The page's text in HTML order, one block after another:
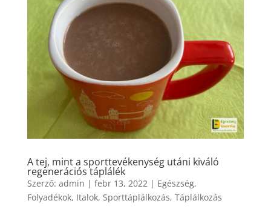
A tej, mint a sporttevékenység utáni kiváló
regenerációs táplálék
Szerző: admin | febr 13, 2022 | Egészség,
Folyadékok, Italok, Sporttáplálkozás, Táplálkozás